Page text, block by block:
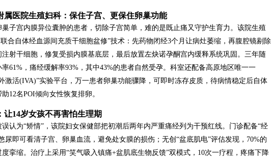
属医院生殖妇科：保住子宫、更保住卵巢功能
子宫内膜异位囊肿的患者，切除子宫简单，难的是既止痛又守护生育力。该院生殖
合自体经血源间充质干细胞盆修”技术：先药物闭经3个月让病灶萎缩，再腹腔镜剔除
射干细胞，修复受损内膜基底层，最后放置左炔诺孕酮宫内缓释系统巩固。三年随
61%，痛经缓解率93%，其中43%的患者自然受孕。科室还配备高原地区唯一一
激活(IVA)”实验平台，万一患者卵巢功能骤降，可即时冻存皮质，待病情稳定后自体
12名POI倾向女性恢复排卵。
让14岁女孩不再害怕生理期
认为“矫情”，该院妇女保健部把初潮后两年内严重痛经列为干预红线。门诊配备“经
尿即可看清子宫、卵巢血流，避免处女膜的损伤；无创“盆底肌电”评估发现，70%的
挛缩。治疗上采用“笑气吸入镇痛+盆肌底生物反馈”双模式，10次一疗程，疼痛下降